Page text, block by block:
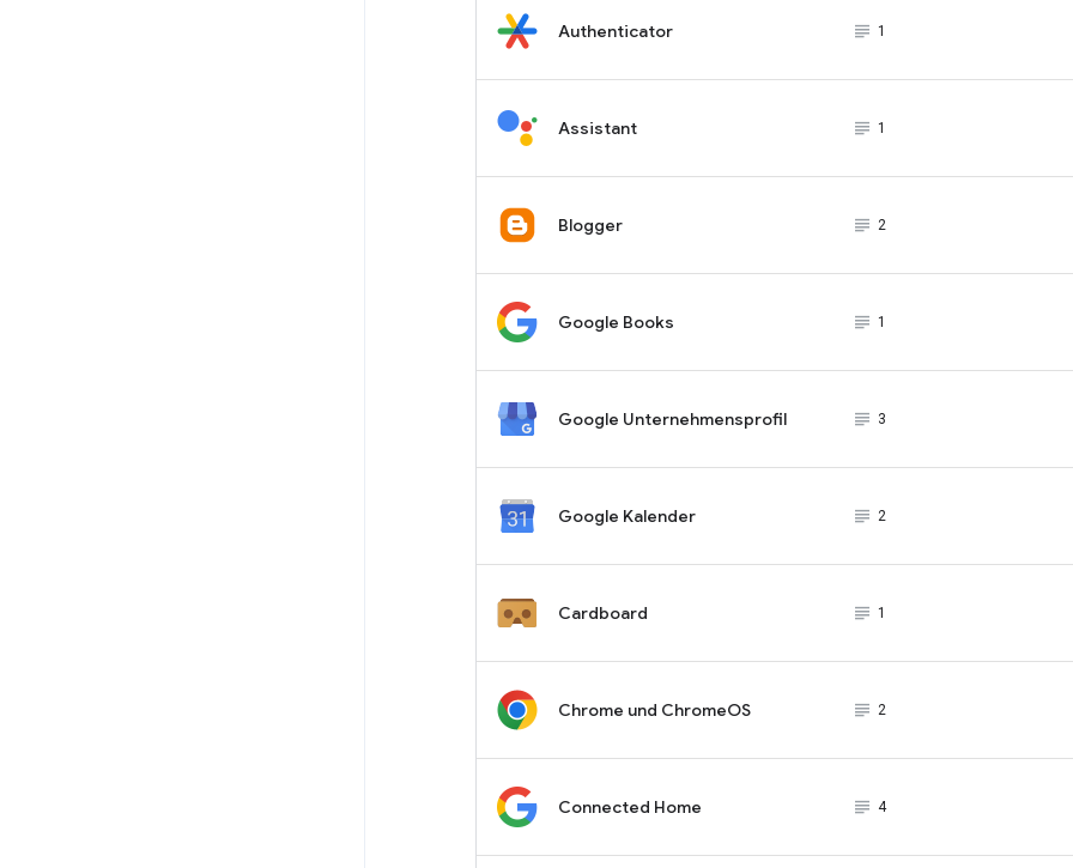
Authenticator subject_black
1
Assistant subject_black
1
Blogger subject_black
2
Google Books subject_black
1
Google Unternehmensprofil subject_black
3
Google Kalender subject_black
2
Cardboard subject_black
1
Chrome und ChromeOS subject_black
2
Connected Home subject_black
4